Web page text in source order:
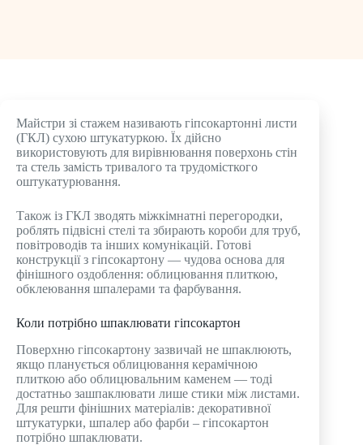
Майстри зі стажем називають гіпсокартонні листи
(ГКЛ) сухою штукатуркою. Їх дійсно
використовують для вирівнювання поверхонь стін
та стель замість тривалого та трудомісткого
оштукатурювання.
Також із ГКЛ зводять міжкімнатні перегородки,
роблять підвісні стелі та збирають короби для труб,
повітроводів та інших комунікацій. Готові
конструкції з гіпсокартону — чудова основа для
фінішного оздоблення: облицювання плиткою,
обклеювання шпалерами та фарбування.
Коли потрібно шпаклювати гіпсокартон
Поверхню гіпсокартону зазвичай не шпаклюють,
якщо планується облицювання керамічною
плиткою або облицювальним каменем — тоді
достатньо зашпаклювати лише стики між листами.
Для решти фінішних матеріалів: декоративної
штукатурки, шпалер або фарби – гіпсокартон
потрібно шпаклювати.